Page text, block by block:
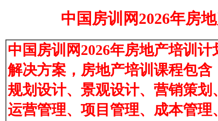
中国房训网2026年房
中国房训网2026年房地产培训
解决方案，房地产培训课程包
规划设计、景观设计、营销策
运营管理、项目管理、成本管